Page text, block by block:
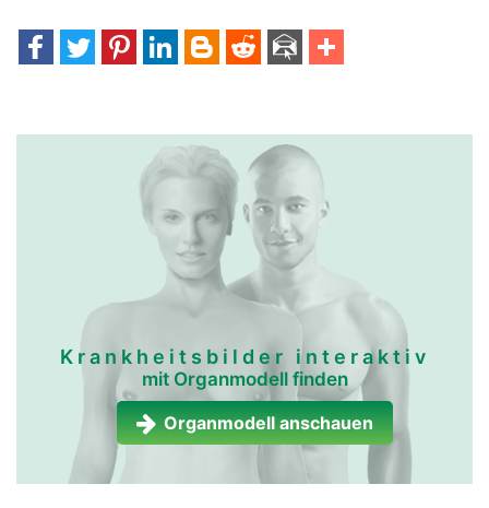
Krankheitsbilder interaktiv
mit Organmodell finden
Organmodell anschauen